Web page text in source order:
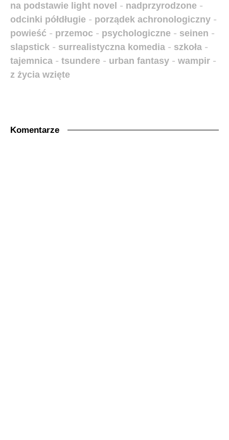
na podstawie light novel - nadprzyrodzone -
odcinki półdługie - porządek achronologiczny -
powieść - przemoc - psychologiczne - seinen -
slapstick - surrealistyczna komedia - szkoła -
tajemnica - tsundere - urban fantasy - wampir -
z życia wzięte
Komentarze